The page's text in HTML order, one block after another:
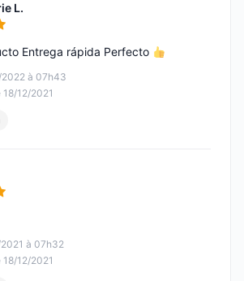
L.
à 07h43
12/2021
Entrega rápida Perfecto
à 07h32
12/2021